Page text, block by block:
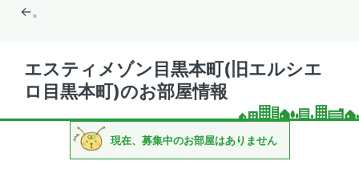
←。
エスティメゾン目黒本町(旧エルシエ
ロ目黒本町)のお部屋情報
現在、募集中のお部屋はありません